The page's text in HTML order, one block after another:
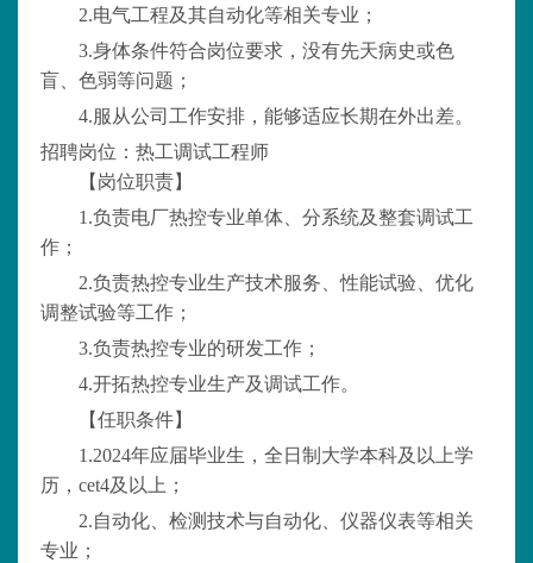
2.电气工程及其自动化等相关专业；
3.身体条件符合岗位要求，没有先天病史或色
盲、色弱等问题；
4.服从公司工作安排，能够适应长期在外出差。
招聘岗位：热工调试工程师
【岗位职责】
1.负责电厂热控专业单体、分系统及整套调试工
作；
2.负责热控专业生产技术服务、性能试验、优化
调整试验等工作；
3.负责热控专业的研发工作；
4.开拓热控专业生产及调试工作。
【任职条件】
1.2024年应届毕业生，全日制大学本科及以上学
历，cet4及以上；
2.自动化、检测技术与自动化、仪器仪表等相关
专业；